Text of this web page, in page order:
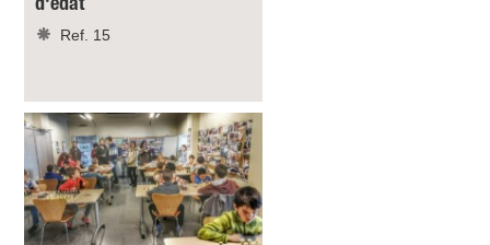
d'edat
Ref. 15